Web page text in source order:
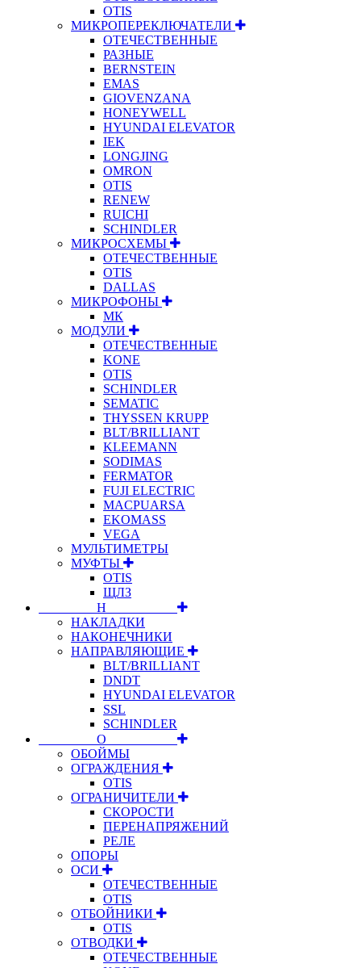
OTIS
МИКРОПЕРЕКЛЮЧАТЕЛИ
ОТЕЧЕСТВЕННЫЕ
РАЗНЫЕ
BERNSTEIN
EMAS
GIOVENZANA
HONEYWELL
HYUNDAI ELEVATOR
IEK
LONGJING
OMRON
OTIS
RENEW
RUICHI
SCHINDLER
МИКРОСХЕМЫ
ОТЕЧЕСТВЕННЫЕ
OTIS
DALLAS
МИКРОФОНЫ
МК
МОДУЛИ
ОТЕЧЕСТВЕННЫЕ
KONE
OTIS
SCHINDLER
SEMATIC
THYSSEN KRUPP
BLT/BRILLIANT
KLEEMANN
SODIMAS
FERMATOR
FUJI ELECTRIC
MACPUARSA
EKOMASS
VEGA
МУЛЬТИМЕТРЫ
МУФТЫ
OTIS
ЩЛЗ
⠀⠀⠀⠀⠀⠀Н⠀⠀⠀⠀⠀⠀⠀
НАКЛАДКИ
НАКОНЕЧНИКИ
НАПРАВЛЯЮЩИЕ
BLT/BRILLIANT
DNDT
HYUNDAI ELEVATOR
SSL
SCHINDLER
⠀⠀⠀⠀⠀⠀О⠀⠀⠀⠀⠀⠀⠀
ОБОЙМЫ
ОГРАЖДЕНИЯ
OTIS
ОГРАНИЧИТЕЛИ
СКОРОСТИ
ПЕРЕНАПРЯЖЕНИЙ
РЕЛЕ
ОПОРЫ
ОСИ
ОТЕЧЕСТВЕННЫЕ
OTIS
ОТБОЙНИКИ
OTIS
ОТВОДКИ
ОТЕЧЕСТВЕННЫЕ